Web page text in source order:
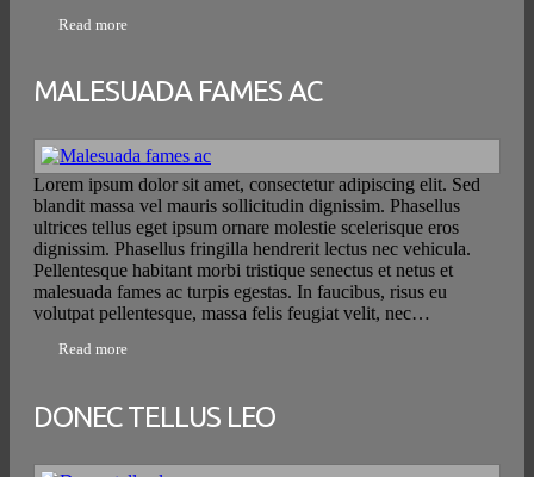
Read more
MALESUADA FAMES AC
Lorem ipsum dolor sit amet, consectetur adipiscing elit. Sed
blandit massa vel mauris sollicitudin dignissim. Phasellus
ultrices tellus eget ipsum ornare molestie scelerisque eros
dignissim. Phasellus fringilla hendrerit lectus nec vehicula.
Pellentesque habitant morbi tristique senectus et netus et
malesuada fames ac turpis egestas. In faucibus, risus eu
volutpat pellentesque, massa felis feugiat velit, nec…
Read more
DONEC TELLUS LEO